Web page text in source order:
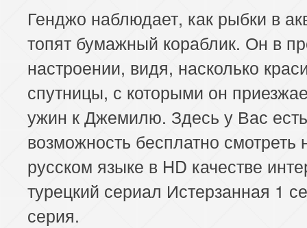
133 серия
134 серия 135 серия
137 серия
138 серия 139 серия
141 серия
142 серия 143 серия
145 серия
146 серия 147 серия
149 серия
150 серия 151 серия
153 серия
154 серия 155 серия
Генджо наблюдает, как рыбки в
топят бумажный кораблик. Он в
настроении, видя, насколько
спутницы, с которыми он
ужин к Джемилю. Здесь у Вас есть
возможность бесплатно смотреть
русском языке в HD качестве
турецкий сериал Истерзанная 1
серия.